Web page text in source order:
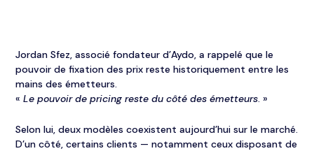
Jordan Sfez, associé fondateur d’Aydo, a rappelé que le
pouvoir de fixation des prix reste historiquement entre les
mains des émetteurs.
«Le pouvoir de pricing reste du côté des émetteurs. »
Selon lui, deux modèles coexistent aujourd’hui sur le marché.
D’un côté, certains clients — notamment ceux disposant de